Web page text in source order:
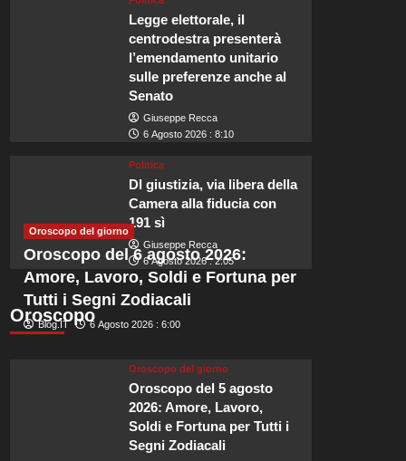
La meravigliosa città
sarà tra i luoghi più felici
6 Agosto 2026 : 23:55
Naviga tra i maestosi alberi delle barche nel porto e passeggia tra le
mura della città. Qui potrai...
Leggi tuttoLeggi
di
più
su
Legge elettorale, il
centrodestra presenterà
l’emendamento unitario
sulle preferenze anche al
Senato
Giuseppe Recca
6 Agosto 2026 : 8:10
Politica
Dl giustizia, via libera della
Camera alla fiducia con
191 sì
Giuseppe Recca
6 Agosto 2026 : 2:05
Oroscopo
Oroscopo del giorno
Oroscopo del 6 agosto 2026:
Amore, Lavoro, Soldi e Fortuna per
Tutti i Segni Zodiacali
Blog.IT 6 Agosto 2026 : 6:00
Oroscopo del giorno
Oroscopo del 5 agosto
2026: Amore, Lavoro,
Soldi e Fortuna per Tutti i
Segni Zodiacali